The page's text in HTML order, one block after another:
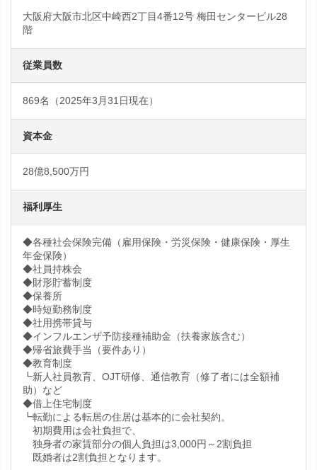
大阪府大阪市北区中崎西2丁目4番12号 梅田センタービル28
階
従業員数
869名（2025年3月31日現在）
資本金
28億8,500万円
福利厚生
◆各種社会保険完備（雇用保険・労災保険・健康保険・厚生
年金保険）
◆社員持株会
◆財形貯蓄制度
◆保養所
◆時短勤務制度
◆社用携帯貸与
◆インフルエンザ予防接種補助金（扶養家族含む）
◆帰省旅費手当（要件あり）
◆教育制度
┗新人社員教育、OJT研修、通信教育（修了者には全額補
助）など
◆借上住宅制度
┗転勤による転居の住居は基本的に会社契約。
初期費用は会社負担で、
独身者の家賃部分の個人負担は3,000円～2割負担
既婚者は2割負担となります。